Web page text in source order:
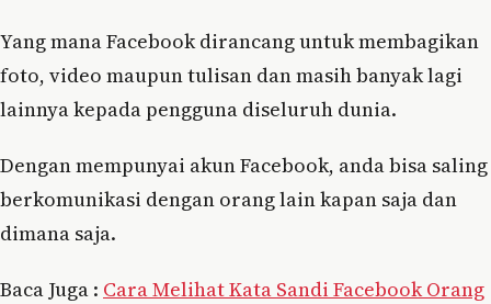
Yang mana Facebook dirancang untuk membagikan
foto, video maupun tulisan dan masih banyak lagi
lainnya kepada pengguna diseluruh dunia.
Dengan mempunyai akun Facebook, anda bisa saling
berkomunikasi dengan orang lain kapan saja dan
dimana saja.
Baca Juga : Cara Melihat Kata Sandi Facebook Orang